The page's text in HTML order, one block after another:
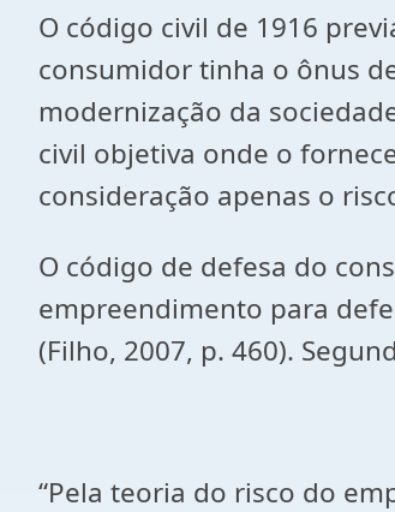
O código civil de 1916
consumidor tinha o ônus
modernização da
civil objetiva onde o
consideração apenas o
O código de defesa do
empreendimento para
(Filho, 2007, p. 460).
“Pela teoria do risco do